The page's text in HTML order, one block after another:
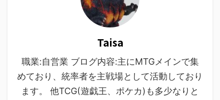
Taisa
職業:自営業 ブログ内容:主にMTGメインで集
めており、統率者を主戦場として活動しており
ます。 他TCG(遊戯王、ポケカ)も多少なりと